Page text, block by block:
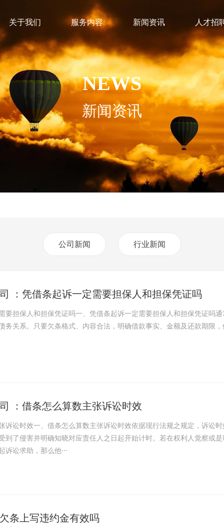
关于我们 服务内容 新闻资讯 人才招
NEWS
新闻资讯
公司新闻 行业新闻
：凭借条起诉一定需要担保人和担保凭证吗
要担保人和担保凭证吗一、凭借条起诉一定需要担保人和担保凭证吗
务关系。只要欠条格式、内容合法，明确借款事实、金额及还款期限
：借条怎么算数主张诉讼时效
诉讼时效一、借条怎么算数主张诉讼时效依据现行法规之规定，诉讼
到了侵害并明确知晓对应责任人之日起开始计时。若在权利人觉察或
诉讼求助，那么他···
条上写违约金有效吗